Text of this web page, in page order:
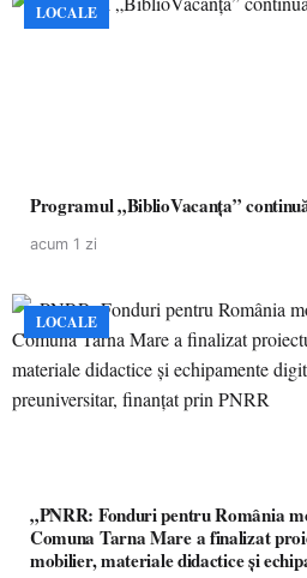
LOCALE
Programul „BiblioVacanța”
acum 1 zi
LOCALE
„PNRR: Fonduri pentru România
Comuna Tarna Mare a finalizat
mobilier, materiale didactice și